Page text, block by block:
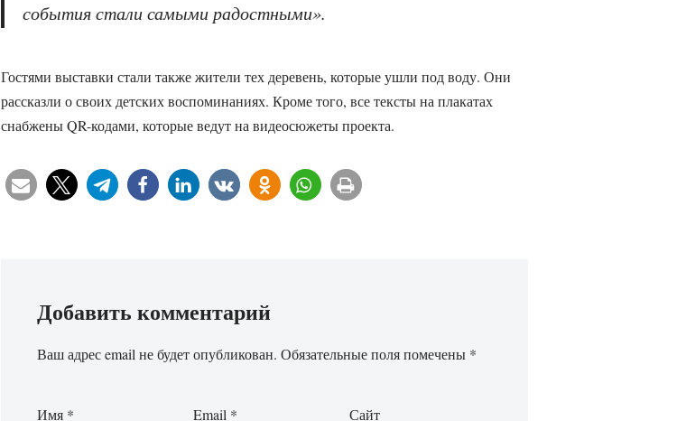
события стали самыми радостными».
Гостями выставки стали также жители тех деревень, которые ушли под воду. Они
рассказли о своих детских воспоминаниях. Кроме того, все тексты на плакатах
снабжены QR-кодами, которые ведут на видеосюжеты проекта.
Добавить комментарий
Ваш адрес email не будет опубликован. Обязательные поля помечены *
Имя * Email * Сайт